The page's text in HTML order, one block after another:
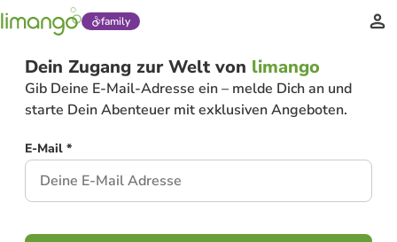
family
Dein Zugang zur Welt von limango
Gib Deine E-Mail-Adresse ein – melde Dich an und
starte Dein Abenteuer mit exklusiven Angeboten.
E-Mail *